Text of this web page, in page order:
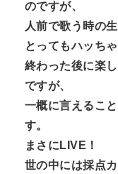
のですが、
人前で歌う時の
とってもハッちゃ
終わった後に楽
ですが、
一概に言えるこ
す。
まさにLIVE！
世の中には採点